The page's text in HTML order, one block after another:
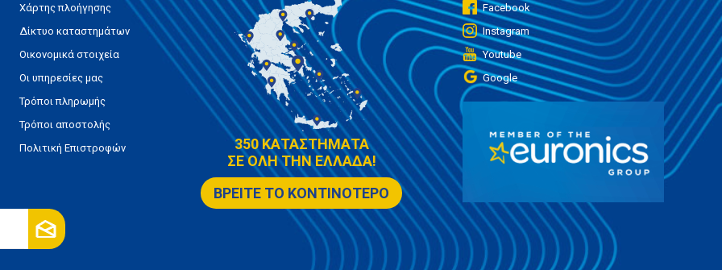
Χάρτης πλοήγησης
Δίκτυο καταστημάτων
Οικονομικά στοιχεία
Οι υπηρεσίες μας
Τρόποι πληρωμής
Τρόποι αποστολής
Πολιτική Επιστροφών
350 ΚΑΤΑΣΤΗΜΑΤΑ
ΣΕ ΟΛΗ ΤΗΝ ΕΛΛΑΔΑ!
ΒΡΕΙΤΕ ΤΟ ΚΟΝΤΙΝΟΤΕΡΟ
Facebook
Instagram
Youtube
Google